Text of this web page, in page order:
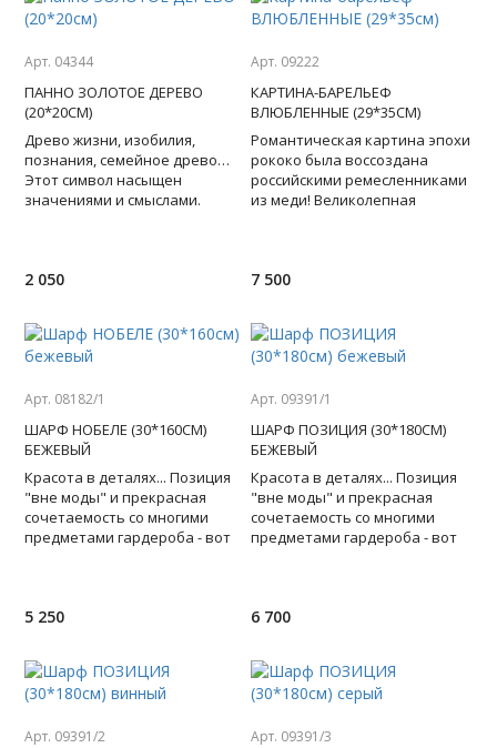
Арт. 04344
ПАННО ЗОЛОТОЕ ДЕРЕВО
(20*20СМ)
Древо жизни, изобилия,
познания, семейное древо…
Этот символ насыщен
значениями и смыслами.
2 050
Арт. 09222
КАРТИНА-БАРЕЛЬЕФ
ВЛЮБЛЕННЫЕ (29*35СМ)
Романтическая картина эпохи
рококо была воссоздана
российскими ремесленниками
из меди! Великолепная
7 500
Арт. 08182/1
ШАРФ НОБЕЛЕ (30*160СМ)
БЕЖЕВЫЙ
Красота в деталях... Позиция
"вне моды" и прекрасная
сочетаемость со многими
предметами гардероба - вот
5 250
Арт. 09391/1
ШАРФ ПОЗИЦИЯ (30*180СМ)
БЕЖЕВЫЙ
Красота в деталях... Позиция
"вне моды" и прекрасная
сочетаемость со многими
предметами гардероба - вот
6 700
Арт. 09391/2 Арт. 09391/3